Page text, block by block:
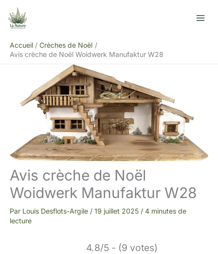
contenu
Accueil
Crèches de Noël
Avis crèche de Noël Woidwerk Manufaktur W28
Avis crèche de Noël
Woidwerk Manufaktur W28
Par Louis Desflots-Argile / 19 juillet 2025 / 4 minutes de
lecture
4.8/5 - (9 votes)
e
h